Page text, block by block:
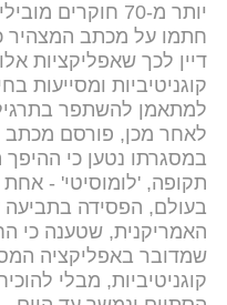
יותר מ-70
חתמו על מכתב המצהיר
דיין לכך שאפליקציות
קוגניטיביות ומסייעות
למתאמן להשתפר
במסגרתו נטען כי ההיפך
תקופה, 'לומוסיטי' -
בעולם, הפסידה
האמריקנית, שטענה כי
שמדובר באפליקציה
קוגניטיביות, מבלי